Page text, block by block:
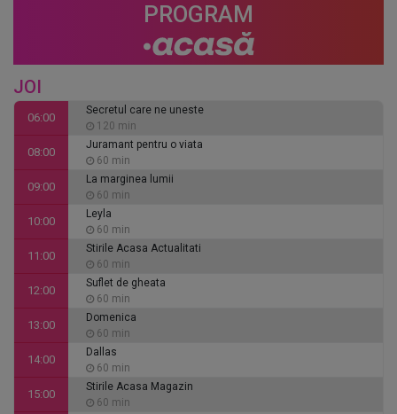
PROGRAM
JOI
06:00
Secretul care ne uneste
120 min
08:00
Juramant pentru o viata
60 min
09:00
La marginea lumii
60 min
10:00
Leyla
60 min
11:00
Stirile Acasa Actualitati
60 min
12:00
Suflet de gheata
60 min
13:00
Domenica
60 min
14:00
Dallas
60 min
15:00
Stirile Acasa Magazin
60 min